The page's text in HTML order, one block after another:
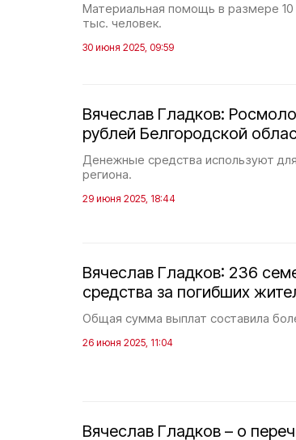
Материальная помощь в размере
тыс. человек.
30 июня 2025, 09:59
Вячеслав Гладков:
рублей Белгородской
Денежные средства используют
региона.
29 июня 2025, 18:44
Вячеслав Гладков: 236
средства за погибших
Общая сумма выплат составила
26 июня 2025, 11:04
Вячеслав Гладков – о